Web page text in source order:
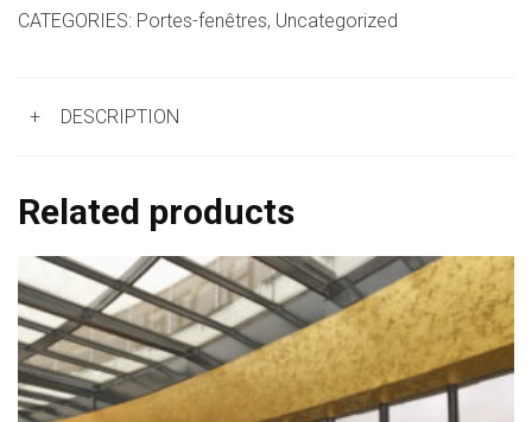
CATEGORIES: Portes-fenêtres, Uncategorized
+ DESCRIPTION
Related products